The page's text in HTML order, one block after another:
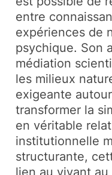
entre
expériences de
psychique. Son
médiation
les milieux
exigeante
transformer la
en véritable
institutionnelle
structurante,
lien au vivant